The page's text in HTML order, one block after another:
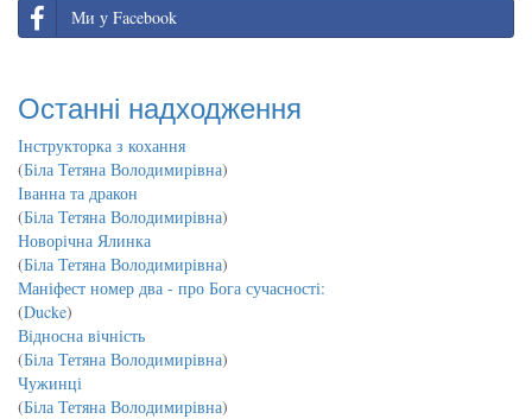
Ми у Facebook
Останні надходження
Інструкторка з кохання
(Біла Тетяна Володимирівна)
Іванна та дракон
(Біла Тетяна Володимирівна)
Новорічна Ялинка
(Біла Тетяна Володимирівна)
Маніфест номер два - про Бога сучасності:
(Ducke)
Відносна вічність
(Біла Тетяна Володимирівна)
Чужинці
(Біла Тетяна Володимирівна)